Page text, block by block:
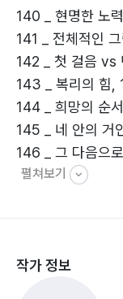
질’이다.
물질의 사용으로
더욱더 풍요롭게
더욱더 행복한 삶
행복한 삶은 건강
가난한 상태에서
가난한 성공은 날
‘가난이 앞문으로
140 _ 현명한 노
141 _ 전체적인
142 _ 첫 걸음 vs
143 _ 복리의 힘,
144 _ 희망의 순서
145 _ 네 안의 거
146 _ 그 다음으
147 _ 운 좋은 사
151 _ 과감히 버
펼쳐보기
작가 정보